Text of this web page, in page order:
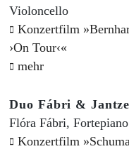
Violoncello
Konzertfilm
›On Tour‹«
mehr
Duo Fábri &
Flóra Fábri,
Konzertfilm